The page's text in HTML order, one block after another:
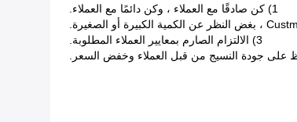
1) كن صادقًا مع العملاء ، وكن دائمًا مع العملاء.
3) الالتزام الصارم بمعايير العملاء المطلوبة.